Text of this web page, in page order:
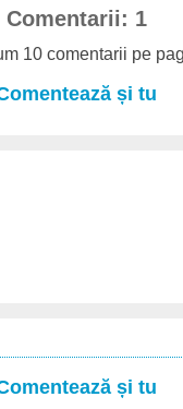
Comentarii: 1
10 comentarii pe
și tu
și tu